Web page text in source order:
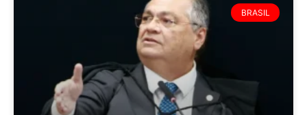
BRASIL